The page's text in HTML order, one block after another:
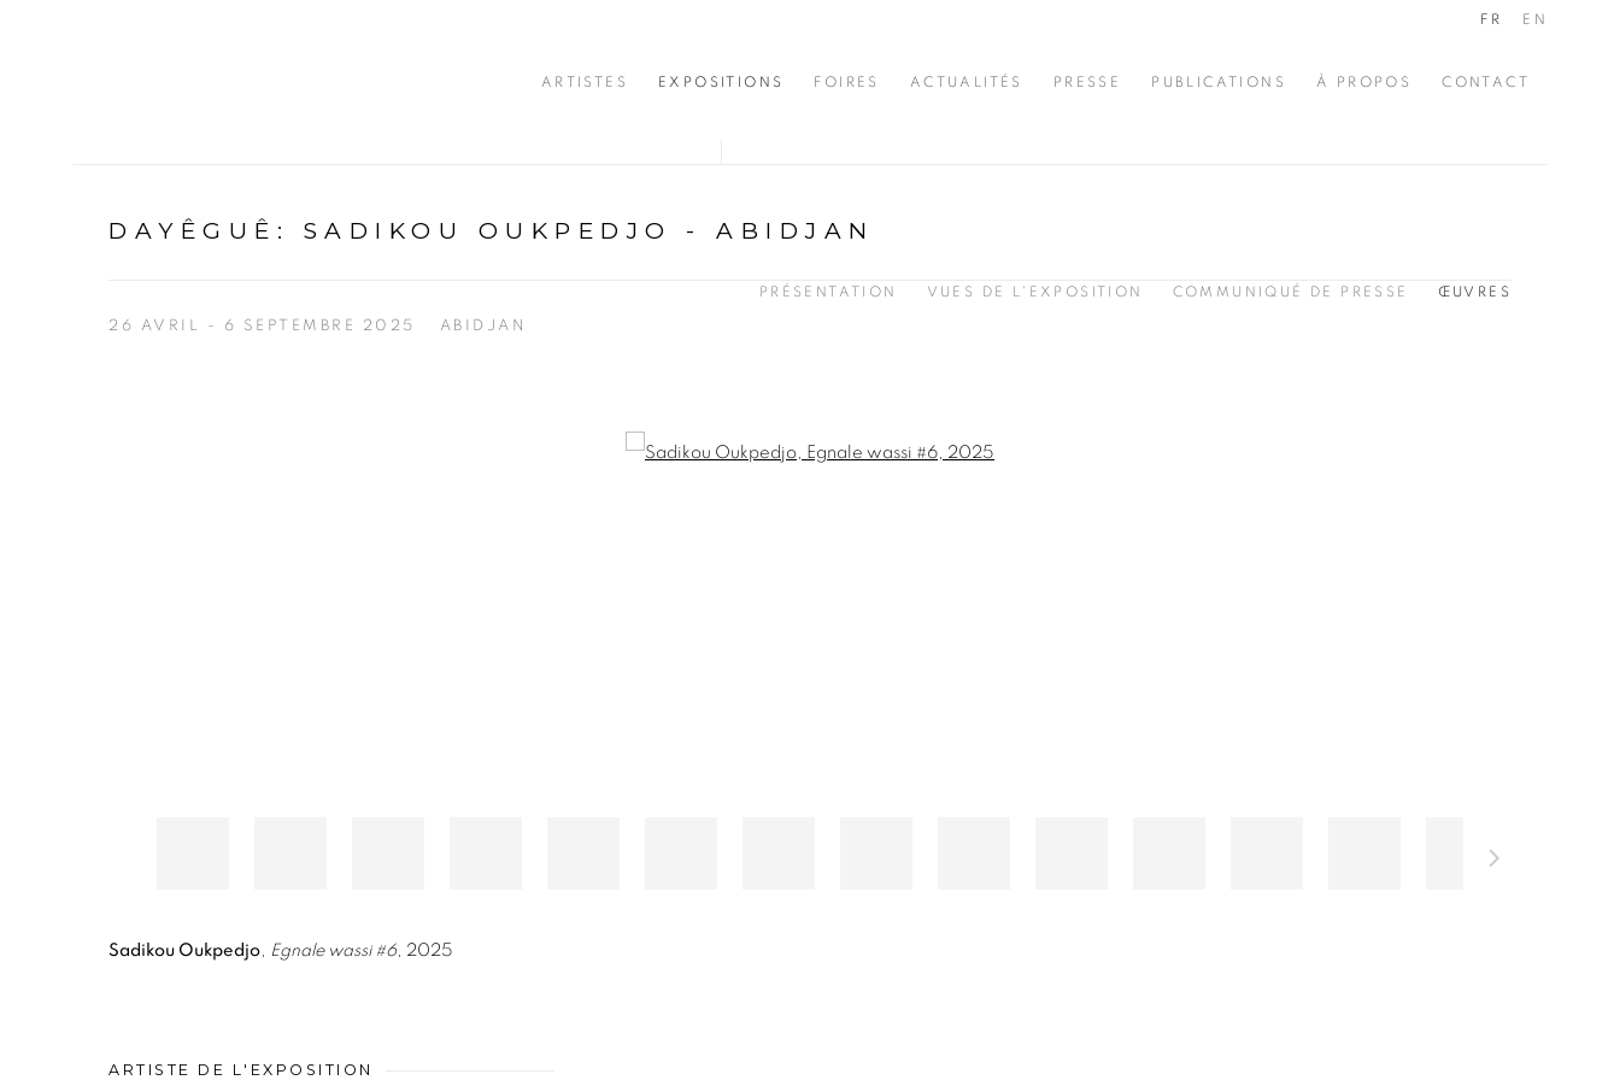
ARTISTES EXPOSITIONS FOIRES ACTUALITÉS PRESSE PUBLICATIONS À PROPOS CONTACT
FR EN
DAYÊGUÊ : SADIKOU OUKPEDJO - ABIDJAN
26 AVRIL - 6 SEPTEMBRE 2025 ABIDJAN
PRÉSENTATION VUES DE L'EXPOSITION COMMUNIQUÉ DE PRESSE ŒUVRES
Sadikou Oukpedjo, Egnale wassi #6, 2025
ARTISTE DE L'EXPOSITION